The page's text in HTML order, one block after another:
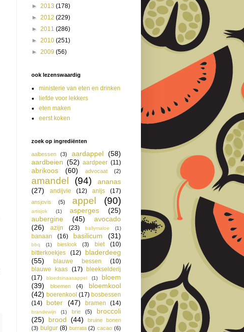
► 2013 (178)
► 2012 (229)
► 2011 (286)
► 2010 (251)
► 2009 (56)
ook lezenswaardig
ministerie van eten en drinken
liefde voor lekkers
eten maken
eerst koken
zoek op ingrediënten
aalbessen (3) aardappel (58)
aardbeien (52) aardpeer (11)
abrikoos (60) advocaat (2)
amandel (94)
ananas
(27)
andijvie (12) anijs (17)
ansjovis (5) appel (90)
artisjok (1) asperges
(25)
aubergine
(45)
avocado
(26)
azijn (23) ballymaloe (1)
banaan (16) basilicum (31)
bbq (1) bieslook (3) biet
(10)
bitterkoekjes
(12)
bladerdeeg
(55)
blauwe bessen
(10)
blauwe kaas (17) bleekselderij
(17)
bloedsinaasappel (1)
bloem
(39)
bloemen (4)
bloemkool
(42) boerenkool (17) bosbessen
(14)
boter (47) bramen (14)
brandewijn (1) brie (5)
broccoli
(25)
brood (44)
bruine bonen
(3) bulgur (8) burrata (2) cacao (6)